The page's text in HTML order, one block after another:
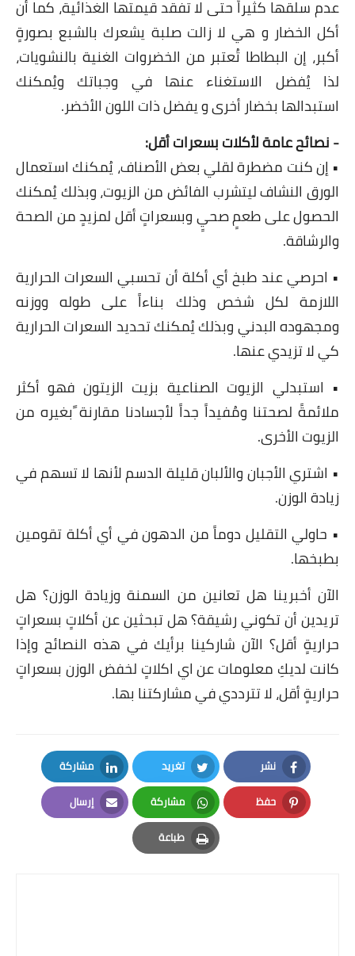
مقالات
مسابقة المجلة
نصائح وفوائد
نصيحة اليوم
عدم سلقها كثيراً حتى لا تفقد قيمتها الغذائية، كما أن
أكل الخضار و هي لا زالت صلبة يشعرك بالشبع بصورةٍ
أكبر، إن البطاطا تُعتبر من الخضروات الغنية بالنشويات،
لذا يُفضل الاستغناء عنها في وجباتك ويُمكنك
استبدالها بخضار أخرى و يفضل ذات اللون الأخضر.
- نصائح عامة لأكلات بسعرات أقل:
• إن كنت مضطرة لقلي بعض الأصناف، يُمكنك استعمال
الورق النشاف ليتشرب الفائض من الزيوت، وبذلك يُمكنك
الحصول على طعمٍ صحيٍ وبسعراتٍ أقل لمزيدٍ من الصحة
والرشاقة.
• احرصي عند طبخ أي أكلة أن تحسبي السعرات الحرارية
اللازمة لكل شخص وذلك بناءاً على طوله ووزنه
ومجهوده البدني وبذلك يُمكنك تحديد السعرات الحرارية
كي لا تزيدي عنها.
• استبدلي الزيوت الصناعية بزيت الزيتون فهو أكثر
ملائمةً لصحتنا ومُفيداً جداً لأجسادنا مقارنة ًبغيره من
الزيوت الأخرى.
• اشتري الأجبان والألبان قليلة الدسم لأنها لا تسهم في
زيادة الوزن.
• حاولي التقليل دوماً من الدهون في أي أكلة تقومين
بطبخها.
الآن أخبرينا هل تعانين من السمنة وزيادة الوزن؟ هل
تريدين أن تكوني رشيقة؟ هل تبحثين عن أكلاتٍ بسعراتٍ
حراريةٍ أقل؟ الآن شاركينا برأيك في هذه النصائح وإذا
كانت لديكِ معلومات عن اي اكلاتٍ لخفض الوزن بسعراتٍ
حراريةٍ أقل، لا تترددي في مشاركتنا بها.
نشر
Facebook
تغريد
Twitter
مشاركة
LinkedIn
حفظ
Pinterest
مشاركة
Whatsapp
إرسال
Email
طباعة
Print